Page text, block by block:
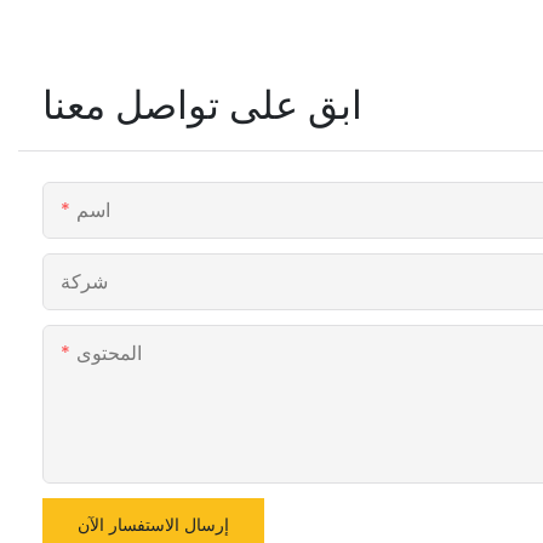
ابق على تواصل معنا
اسم
شركة
المحتوى
إرسال الاستفسار الآن